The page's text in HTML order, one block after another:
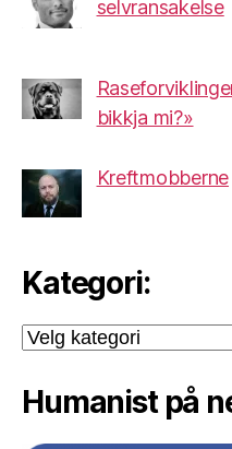
selvransakelse
bikkja mi?»
Kreftmobberne
Kategori:
Kategori:
Humanist på